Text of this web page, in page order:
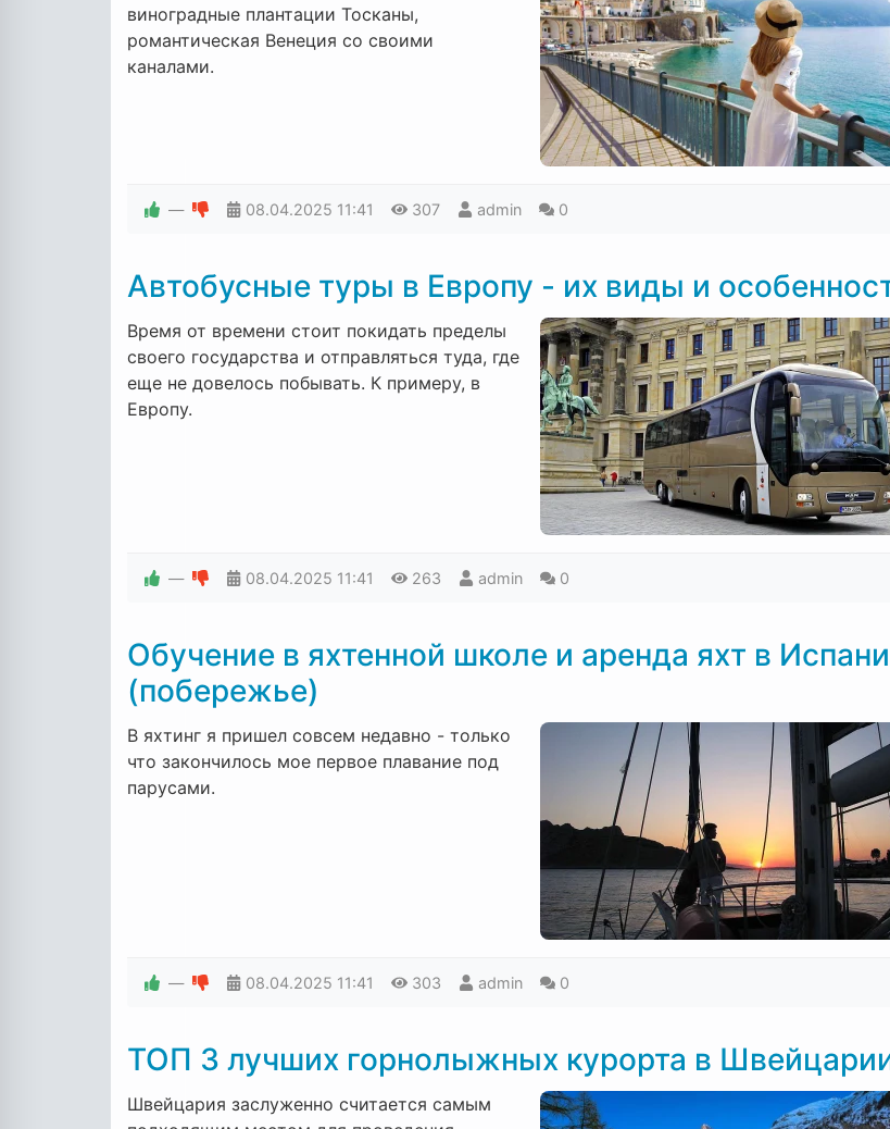
виноградные плантации Тосканы,
романтическая Венеция со своими
каналами.
— 08.04.2025 11:41 307 admin 0
Автобусные туры в Европу - их виды и
Время от времени стоит покидать пределы
своего государства и отправляться туда, где
еще не довелось побывать. К примеру, в
Европу.
— 08.04.2025 11:41 263 admin 0
Обучение в яхтенной школе и аренда яхт в
(побережье)
В яхтинг я пришел совсем недавно - только
что закончилось мое первое плавание под
парусами.
— 08.04.2025 11:41 303 admin 0
ТОП 3 лучших горнолыжных курорта в
Швейцария заслуженно считается самым